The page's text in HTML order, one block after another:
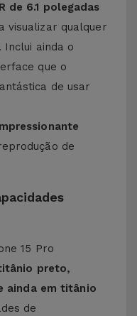
de 6.1 polegadas
visualizar qualquer
ainda o
que o
de usar
de
15 Pro
preto,
ainda em titânio
de